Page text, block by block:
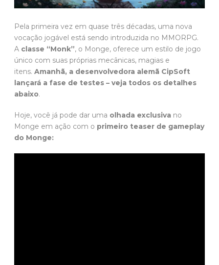
Pela primeira vez em quase três décadas, uma nova
vocação jogável está sendo introduzida no MMORPG.
A classe “Monk”, o Monge, oferece um estilo de jogo
único com suas próprias mecânicas, magias e
itens. Amanhã, a desenvolvedora alemã CipSoft
lançará a fase de testes – veja todos os detalhes
abaixo.
Hoje, você já pode dar uma olhada exclusiva no
Monge em ação com o primeiro teaser de gameplay
do Monge: